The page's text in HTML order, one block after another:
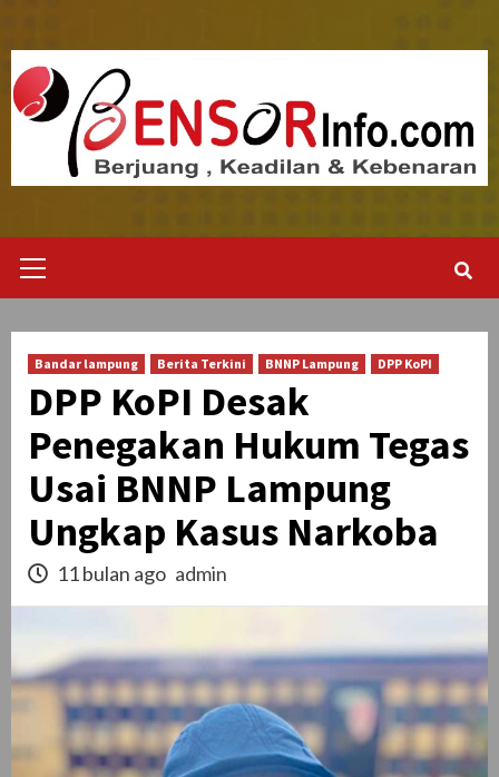
content
Menu
Bandar lampung Berita Terkini BNNP Lampung DPP KoPI
DPP KoPI Desak
Penegakan Hukum Tegas
Usai BNNP Lampung
Ungkap Kasus Narkoba
11 bulan ago admin